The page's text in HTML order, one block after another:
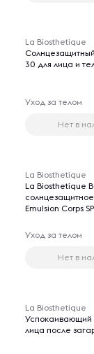
La Biosthetique
Солнцезащитный
30 для лица и
Уход за телом
Нет в
La Biosthetique
La Biosthetique
Emulsion Corps
Уход за телом
Нет в
La Biosthetique
Успокаивающий
лица после